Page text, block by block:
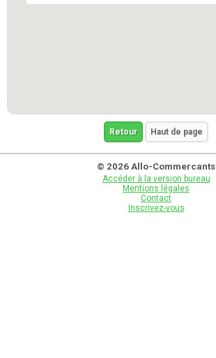
Retour Haut de page
© 2026 Allo-Commercants
Accéder à la version bureau
Mentions légales
Contact
Inscrivez-vous